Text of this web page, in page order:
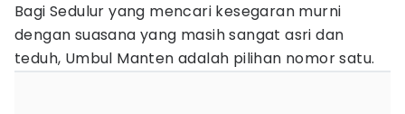
Bagi Sedulur yang mencari kesegaran murni
dengan suasana yang masih sangat asri dan
teduh, Umbul Manten adalah pilihan nomor satu.